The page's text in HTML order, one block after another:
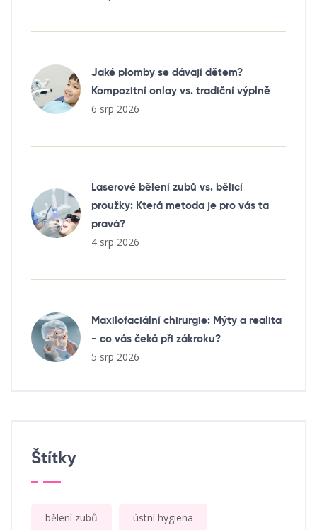
Jaké plomby se dávají dětem?
Kompozitní onlay vs. tradiční výplně
6 srp 2026
Laserové bělení zubů vs. bělicí
proužky: Která metoda je pro vás ta
pravá?
4 srp 2026
Maxilofaciální chirurgie: Mýty a realita
- co vás čeká při zákroku?
5 srp 2026
Štítky
bělení zubů ústní hygiena